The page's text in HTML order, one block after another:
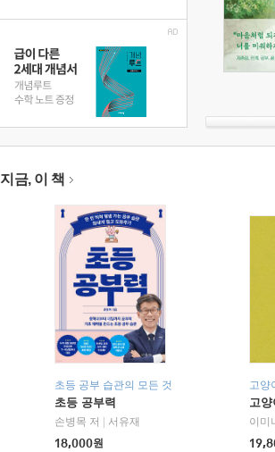
지금, 이 책
초등 공부 습관의 모든 것
초등 공부력
손병목 저
서유재
18,000원
고양
고
이미